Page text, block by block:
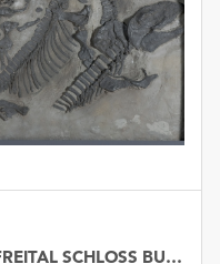
STÄDTISCHE SAMMLUNGEN FREITAL SCHLOSS BURGK